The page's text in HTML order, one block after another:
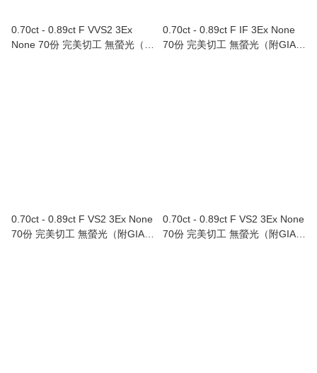
0.70ct - 0.89ct F VVS2 3Ex
None 70份 完美切工 無螢光（附
0.70ct - 0.89ct F IF 3Ex None
70份 完美切工 無螢光（附GIA證
0.70ct - 0.89ct F VS2 3Ex None
70份 完美切工 無螢光（附GIA證
0.70ct - 0.89ct F VS2 3Ex None
70份 完美切工 無螢光（附GIA證